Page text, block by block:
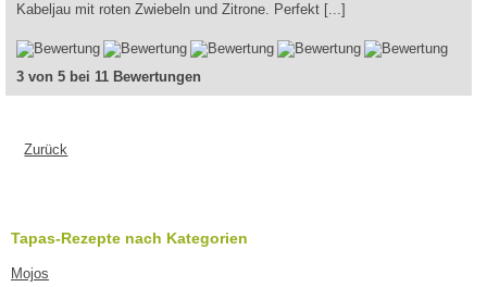
Kabeljau mit roten Zwiebeln und Zitrone. Perfekt [...]
3 von 5 bei 11 Bewertungen
Zurück
Tapas-Rezepte nach Kategorien
Mojos